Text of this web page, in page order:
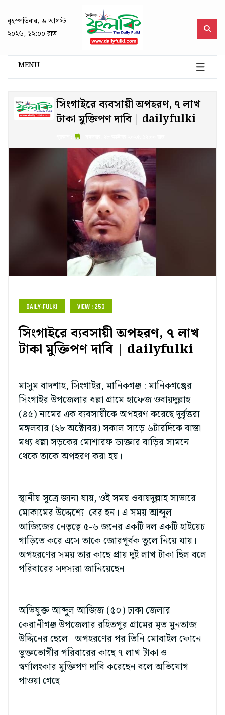
বৃহস্পতিবার, ৬ আগস্ট
২০২৬, ১২:০০ রাত
MENU
সিংগাইরে ব্যবসায়ী অপহরণ, ৭ লাখ
টাকা মুক্তিপণ দাবি | dailyfulki
DAILY-FULKI VIEW : 253
সিংগাইরে ব্যবসায়ী অপহরণ, ৭ লাখ
টাকা মুক্তিপণ দাবি | dailyfulki
মাসুম বাদশাহ, সিংগাইর, মানিকগঞ্জ : মানিকগঞ্জের
সিংগাইর উপজেলার ধল্লা গ্রামে হাফেজ ওবায়দুল্লাহ
(৪৫) নামের এক ব্যবসায়ীকে অপহরণ করেছে দুর্বৃত্তরা।
মঙ্গলবার (২৮ অক্টোবর) সকাল সাড়ে ৬টারদিকে বাস্তা-
মধ্য ধল্লা সড়কের মোশারফ ডাক্তার বাড়ির সামনে
থেকে তাকে অপহরণ করা হয়।
স্থানীয় সূত্রে জানা যায়, ওই সময় ওবায়দুল্লাহ সাভারে
মোকামের উদ্দেশ্যে বের হন। এ সময় আব্দুল
আজিজের নেতৃত্বে ৫-৬ জনের একটি দল একটি হাইয়েচ
গাড়িতে করে এসে তাকে জোরপূর্বক তুলে নিয়ে যায়।
অপহরণের সময় তার কাছে প্রায় দুই লাখ টাকা ছিল বলে
পরিবারের সদস্যরা জানিয়েছেন।
অভিযুক্ত আব্দুল আজিজ (৫০) ঢাকা জেলার
কেরানীগঞ্জ উপজেলার রহিতপুর গ্রামের মৃত মুনতাজ
উদ্দিনের ছেলে। অপহরণের পর তিনি মোবাইল ফোনে
ভুক্তভোগীর পরিবারের কাছে ৭ লাখ টাকা ও
স্বর্ণালংকার মুক্তিপণ দাবি করেছেন বলে অভিযোগ
পাওয়া গেছে।